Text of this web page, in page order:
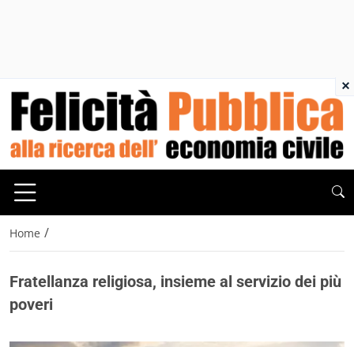
Home /
Fratellanza religiosa, insieme al servizio dei più
poveri
×